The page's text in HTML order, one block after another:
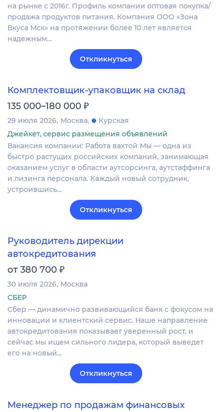
на рынке с 2016г. Профиль компании оптовая покупка/
продажа продуктов питания. Компания ООО «Зона
Вкуса Мск» на протяжении более 10 лет является
надежным…
Откликнуться
Комплектовщик-упаковщик на склад
135 000–180 000 ₽
29 июля 2026 Москва
Курская
Джейкет, сервис размещения объявлений
Вакансия компании: Работа вахтой Мы — одна из
быстро растущих российских компаний, занимающая
оказанием услуг в области аутсорсинга, аутстаффинга
и лизинга персонала. Каждый новый сотрудник,
устроившись…
Откликнуться
Руководитель дирекции
автокредитования
от 380 700 ₽
30 июля 2026 Москва
СБЕР
Сбер — динамично развивающийся банк с фокусом на
инновации и клиентский сервис. Наше направление
автокредитования показывает уверенный рост, и
сейчас мы ищем сильного лидера, который выведет
его на новый…
Откликнуться
Менеджер по продажам финансовых